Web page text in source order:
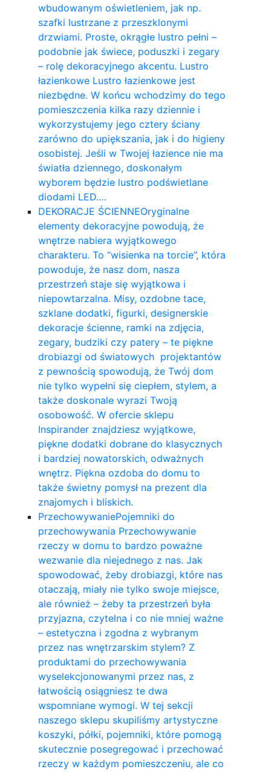
wbudowanym oświetleniem, jak np.
szafki lustrzane z przeszklonymi
drzwiami. Proste, okrągłe lustro pełni –
podobnie jak świece, poduszki i zegary
– rolę dekoracyjnego akcentu. Lustro
łazienkowe Lustro łazienkowe jest
niezbędne. W końcu wchodzimy do tego
pomieszczenia kilka razy dziennie i
wykorzystujemy jego cztery ściany
zarówno do upiększania, jak i do higieny
osobistej. Jeśli w Twojej łazience nie ma
światła dziennego, doskonałym
wyborem będzie lustro podświetlane
diodami LED.…
DEKORACJE ŚCIENNEOryginalne
elementy dekoracyjne powodują, że
wnętrze nabiera wyjątkowego
charakteru. To “wisienka na torcie”, która
powoduje, że nasz dom, nasza
przestrzeń staje się wyjątkowa i
niepowtarzalna. Misy, ozdobne tace,
szklane dodatki, figurki, designerskie
dekoracje ścienne, ramki na zdjęcia,
zegary, budziki czy patery – te piękne
drobiazgi od światowych projektantów
z pewnością spowodują, że Twój dom
nie tylko wypełni się ciepłem, stylem, a
także doskonale wyrazi Twoją
osobowość. W ofercie sklepu
Inspirander znajdziesz wyjątkowe,
piękne dodatki dobrane do klasycznych
i bardziej nowatorskich, odważnych
wnętrz. Piękna ozdoba do domu to
także świetny pomysł na prezent dla
znajomych i bliskich.
PrzechowywaniePojemniki do
przechowywania Przechowywanie
rzeczy w domu to bardzo poważne
wezwanie dla niejednego z nas. Jak
spowodować, żeby drobiazgi, które nas
otaczają, miały nie tylko swoje miejsce,
ale również – żeby ta przestrzeń była
przyjazna, czytelna i co nie mniej ważne
– estetyczna i zgodna z wybranym
przez nas wnętrzarskim stylem? Z
produktami do przechowywania
wyselekcjonowanymi przez nas, z
łatwością osiągniesz te dwa
wspomniane wymogi. W tej sekcji
naszego sklepu skupiliśmy artystyczne
koszyki, półki, pojemniki, które pomogą
skutecznie posegregować i przechować
rzeczy w każdym pomieszczeniu, ale co